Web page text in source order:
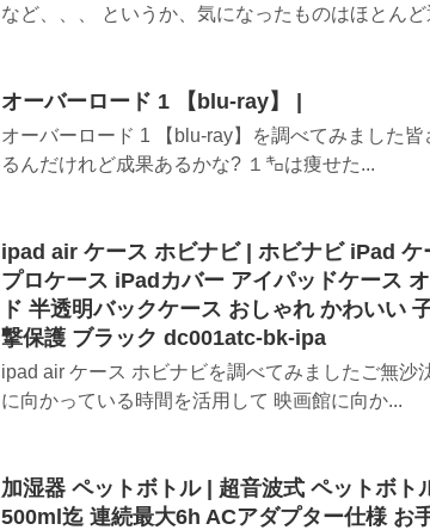
など、、、 というか、気になったものはほとんど
オーバーロード 1 【blu-ray】 |
オーバーロード 1 【blu-ray】を調べてみました
るんだけれど成果あるかな? １㌔は痩せた...
ipad air ケース ホビナビ | ホビナビ iPad
プロケース iPadカバー アイパッドケース
ド 半透明バックケース おしゃれ かわいい
撃保護 ブラック dc001atc-bk-ipa
ipad air ケース ホビナビを調べてみましたご無沙
に向かっている時間を活用して 映画館に向か...
加湿器 ペットボトル | 超音波式 ペットボ
500ml迄 連続最大6h ACアダプター仕様 お